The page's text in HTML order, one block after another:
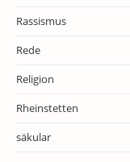
Rassismus
Rede
Religion
Rheinstetten
säkular